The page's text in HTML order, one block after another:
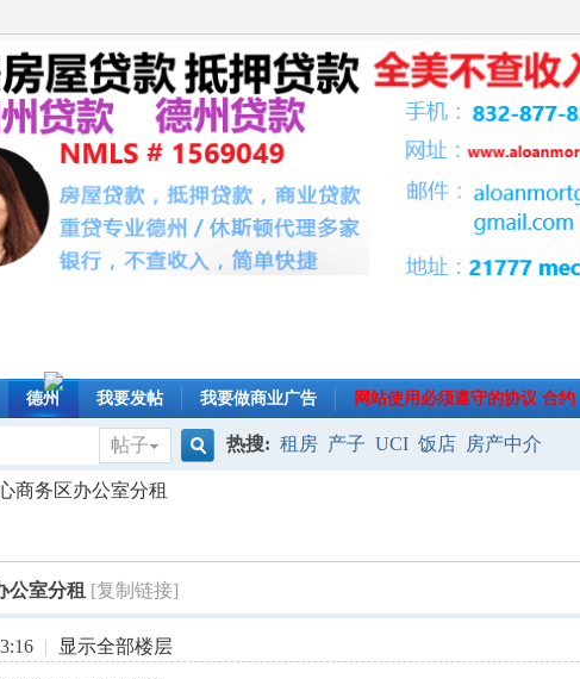
德州 我要发帖 我要做商业广告 网站使用必须遵守的协议 合约
帖子
热搜: 租房 产子 UCI 饭店 房产中介
商务区办公室分租
公室分租 [复制链接]
| 显示全部楼层